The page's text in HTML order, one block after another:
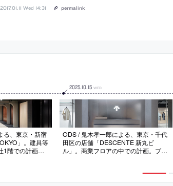
2017.01.11 Wed 14:31 permalink
る、東京・新宿
」。建具等
1階での計画。
視界に入る情
集中して鑑賞
2025.10.15 WED
ODS / 鬼木孝一郎による、東京・千代
田区の店舗「DESCENTE 新丸ビ
ル」。商業フロアの中での計画。ブラ
どで構成する空間を考案。ロゴから着
想を得て“45度傾斜”した素材使いも各